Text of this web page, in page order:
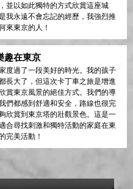
並以如此獨特的方式欣賞這座城
我永遠不會忘記的經歷，我強烈推
來東京的人！
趣在東京
度過了一段美好的時光。我的孩子
長大了，但這次卡丁車之旅是增進
賞東京風景的絕佳方式。我們的導
們都感到舒適和安全，路線也很完
欣賞到東京塔的壯觀景色。這是一
合尋找刺激和獨特活動的家庭在東
完美活動！